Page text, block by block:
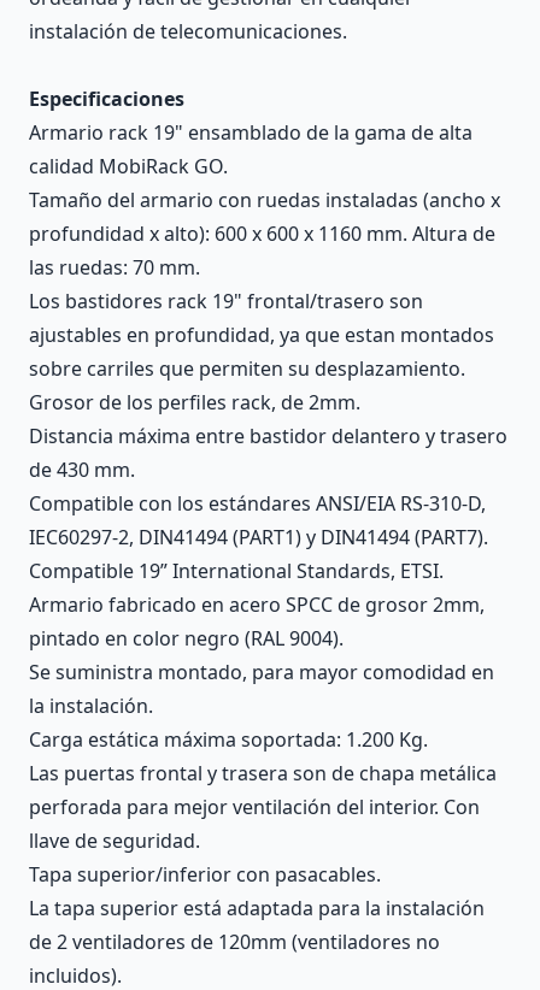
instalación de telecomunicaciones.
Especificaciones
Armario rack 19" ensamblado de la gama de alta
calidad MobiRack GO.
Tamaño del armario con ruedas instaladas (ancho x
profundidad x alto): 600 x 600 x 1160 mm. Altura de
las ruedas: 70 mm.
Los bastidores rack 19" frontal/trasero son
ajustables en profundidad, ya que estan montados
sobre carriles que permiten su desplazamiento.
Grosor de los perfiles rack, de 2mm.
Distancia máxima entre bastidor delantero y trasero
de 430 mm.
Compatible con los estándares ANSI/EIA RS-310-D,
IEC60297-2, DIN41494 (PART1) y DIN41494 (PART7).
Compatible 19” International Standards, ETSI.
Armario fabricado en acero SPCC de grosor 2mm,
pintado en color negro (RAL 9004).
Se suministra montado, para mayor comodidad en
la instalación.
Carga estática máxima soportada: 1.200 Kg.
Las puertas frontal y trasera son de chapa metálica
perforada para mejor ventilación del interior. Con
llave de seguridad.
Tapa superior/inferior con pasacables.
La tapa superior está adaptada para la instalación
de 2 ventiladores de 120mm (ventiladores no
incluidos).